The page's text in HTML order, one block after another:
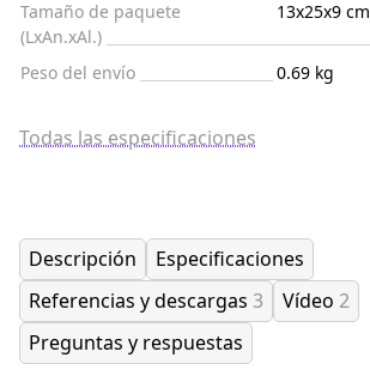
Tamaño de paquete
(LxAn.xAl.)
13x25x9 cm
Peso del envío 0.69 kg
Todas las especificaciones
Descripción
Especificaciones
Referencias y descargas 3 Vídeo 2
Preguntas y respuestas